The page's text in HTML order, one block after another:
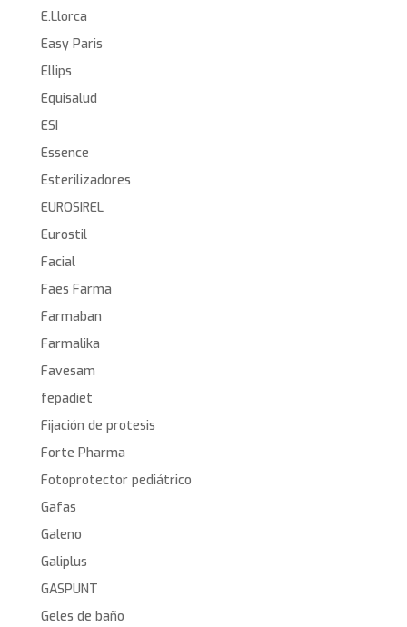
E.Llorca
Easy Paris
Ellips
Equisalud
ESI
Essence
Esterilizadores
EUROSIREL
Eurostil
Facial
Faes Farma
Farmaban
Farmalika
Favesam
fepadiet
Fijación de protesis
Forte Pharma
Fotoprotector pediátrico
Gafas
Galeno
Galiplus
GASPUNT
Geles de baño